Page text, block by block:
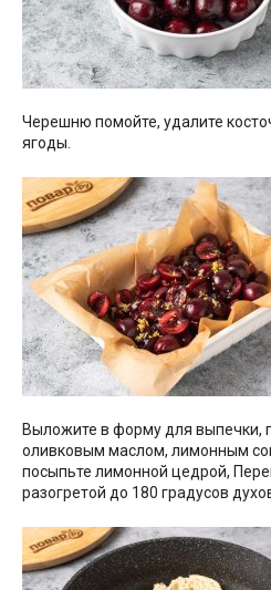
Черешню помойте, удалите
ягоды.
Выложите в форму для выпечки,
оливковым маслом, лимонным
посыпьте лимонной цедрой,
разогретой до 180 градусов